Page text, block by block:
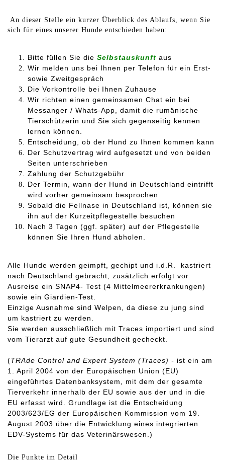
An dieser Stelle ein kurzer Überblick des Ablaufs, wenn Sie
sich für eines unserer Hunde entschieden haben:
Bitte füllen Sie die Selbstauskunft aus
Wir melden uns bei Ihnen per Telefon für ein Erst-
sowie Zweitgespräch
Die Vorkontrolle bei Ihnen Zuhause
Wir richten einen gemeinsamen Chat ein bei
Messanger / Whats-App, damit die rumänische
Tierschützerin und Sie sich gegenseitig kennen
lernen können.
Entscheidung, ob der Hund zu Ihnen kommen kann
Der Schutzvertrag wird aufgesetzt und von beiden
Seiten unterschrieben
Zahlung der Schutzgebühr
Der Termin, wann der Hund in Deutschland eintrifft
wird vorher gemeinsam besprochen
Sobald die Fellnase in Deutschland ist, können sie
ihn auf der Kurzeitpflegestelle besuchen
Nach 3 Tagen (ggf. später) auf der Pflegestelle
können Sie Ihren Hund abholen.
Alle Hunde werden geimpft, gechipt und i.d.R. kastriert
nach Deutschland gebracht, zusätzlich erfolgt vor
Ausreise ein SNAP4- Test (4 Mittelmeererkrankungen)
sowie ein Giardien-Test.
Einzige Ausnahme sind Welpen, da diese zu jung sind
um kastriert zu werden.
Sie werden ausschließlich mit Traces importiert und sind
vom Tierarzt auf gute Gesundheit gecheckt.
(TRAde Control and Expert System (Traces) - ist ein am
1. April 2004 von der Europäischen Union (EU)
eingeführtes Datenbanksystem, mit dem der gesamte
Tierverkehr innerhalb der EU sowie aus der und in die
EU erfasst wird. Grundlage ist die Entscheidung
2003/623/EG der Europäischen Kommission vom 19.
August 2003 über die Entwicklung eines integrierten
EDV-Systems für das Veterinärswesen.)
Die Punkte im Detail